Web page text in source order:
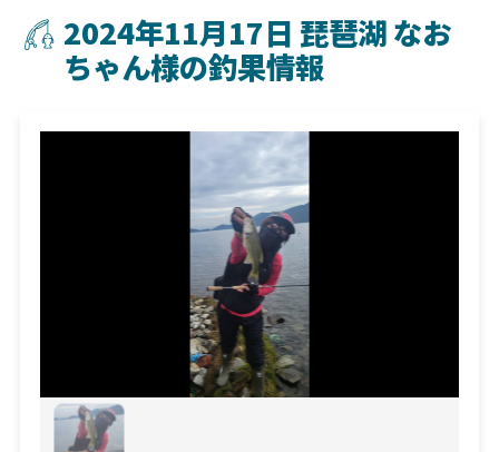
2024年11月17日 琵琶湖 なお
ちゃん様の釣果情報